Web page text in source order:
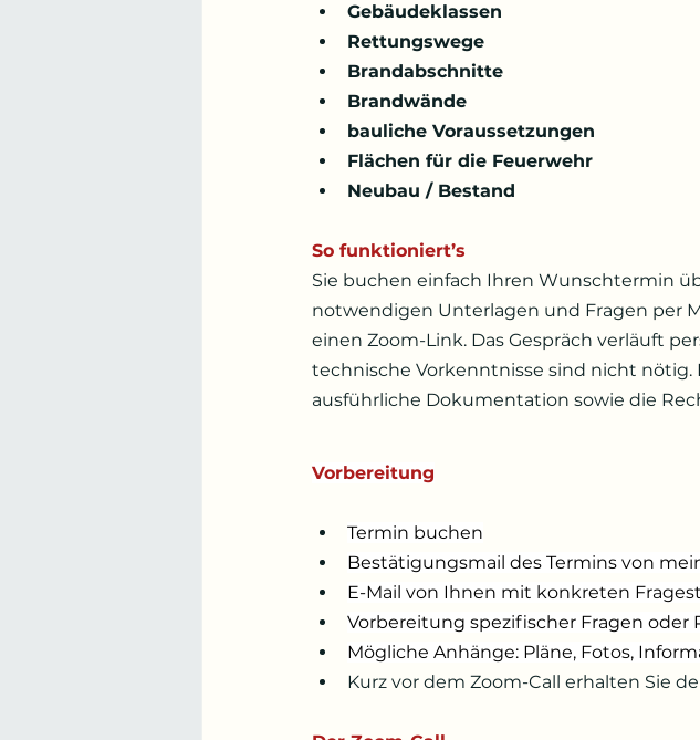
Gebäudeklassen
Rettungswege
Brandabschnitte
Brandwände
bauliche Voraussetzungen
Flächen für die Feuerwehr
Neubau / Bestand
So funktioniert’s
Sie buchen einfach Ihren Wunschtermin
notwendigen Unterlagen und Fragen per
einen Zoom-Link. Das Gespräch verläuft
technische Vorkenntnisse sind nicht
ausführliche Dokumentation sowie die
Vorbereitung
Termin buchen
Bestätigungsmail des Termins von
E-Mail von Ihnen mit konkreten
Vorbereitung spezifischer Fragen oder
Mögliche Anhänge: Pläne, Fotos,
Kurz vor dem Zoom-Call erhalten Sie